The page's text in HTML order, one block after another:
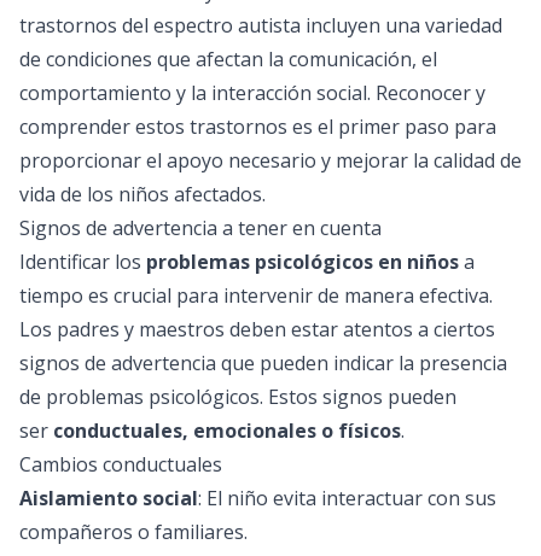
trastornos del espectro autista incluyen una variedad
de condiciones que afectan la comunicación, el
comportamiento y la interacción social. Reconocer y
comprender estos trastornos es el primer paso para
proporcionar el apoyo necesario y mejorar la calidad de
vida de los niños afectados.
Signos de advertencia a tener en cuenta
Identificar los problemas psicológicos en niñosa
tiempo es crucial para intervenir de manera efectiva.
Los padres y maestros deben estar atentos a ciertos
signos de advertencia que pueden indicar la presencia
de problemas psicológicos. Estos signos pueden
ser conductuales, emocionales o físicos.
Cambios conductuales
Aislamiento social: El niño evita interactuar con sus
compañeros o familiares.